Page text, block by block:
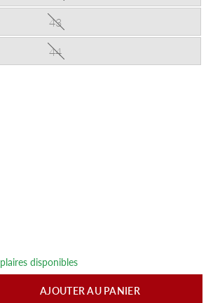
43
44
disponibles
AJOUTER AU PANIER